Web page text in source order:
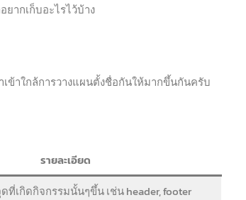
ากเก็บอะไรไว้บ้าง
เข้าใกล้การวางแผนตั้งชื่อกันให้มากขึ้นกันครับ
รายละเอียด
ที่เกิดกิจกรรมนั้นๆขึ้น เช่น header, footer